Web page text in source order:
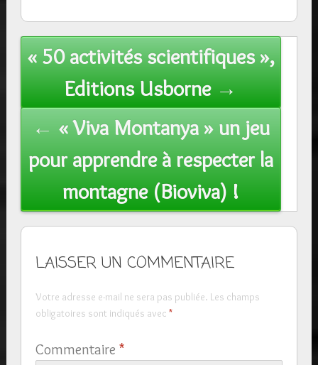
Post
navigation
« 50 activités scientifiques »,
Editions Usborne →
← « Viva Montanya » un jeu
pour apprendre à respecter la
montagne (Bioviva) !
LAISSER UN COMMENTAIRE
Votre adresse e-mail ne sera pas publiée. Les champs
obligatoires sont indiqués avec *
Commentaire *